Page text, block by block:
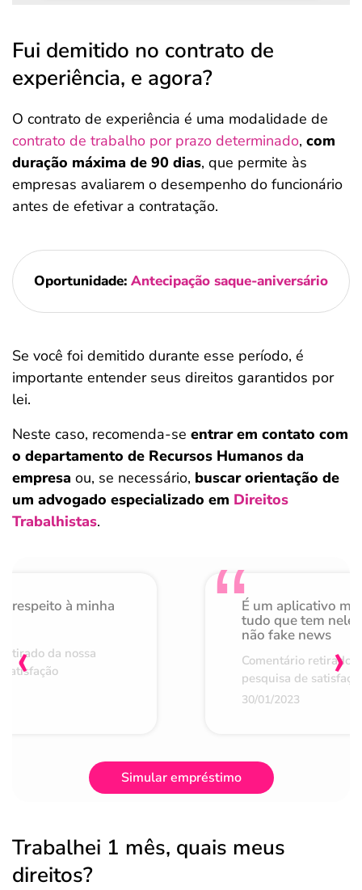
Fui demitido no contrato de
experiência, e agora?
O contrato de experiência é uma modalidade de
contrato de trabalho por prazo determinado, com
duração máxima de 90 dias, que permite às
empresas avaliarem o desempenho do funcionário
antes de efetivar a contratação.
Oportunidade: Antecipação saque-aniversário
Se você foi demitido durante esse período, é
importante entender seus direitos garantidos por
lei.
Neste caso, recomenda-se entrar em contato com
o departamento de Recursos Humanos da
empresa ou, se necessário, buscar orientação de
um advogado especializado em Direitos
Trabalhistas.
respeito à minha
da nossa
É um aplicativo
tudo que tem nele
não fake news
Comentário retirado
pesquisa de
30/01/2023
‹ ›
Simular empréstimo
Trabalhei 1 mês, quais meus
direitos?